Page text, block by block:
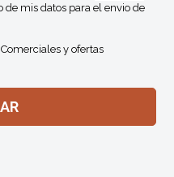
de mis datos para el envio de
y ofertas